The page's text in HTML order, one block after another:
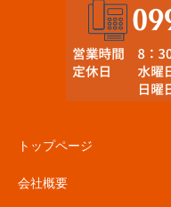
トップページ
会社概要